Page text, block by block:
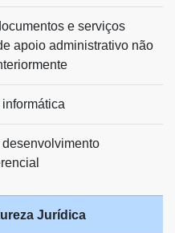
e serviços
apoio administrativo não
Jurídica